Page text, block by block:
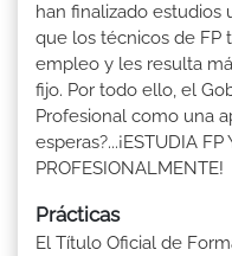
han finalizado estudios
que los técnicos de FP
empleo y les resulta
fijo. Por todo ello, el
Profesional como una
esperas?...¡ESTUDIA FP
PROFESIONALMENTE!
Prácticas
El Título Oficial de